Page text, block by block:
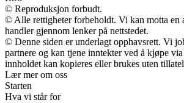
© Reproduksjon forbudt.
© Alle rettigheter forbeholdt. Vi kan motta en
handler gjennom lenker på nettstedet.
© Denne siden er underlagt opphavsrett. Vi
partnere og kan tjene inntekter ved å kjøpe
innholdet kan kopieres eller brukes uten
Lær mer om oss
Starten
Hva vi står for